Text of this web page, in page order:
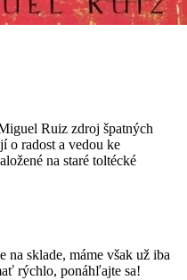
Ruiz zdroj špatných
o radost a vedou ke
na staré toltécké
na sklade, máme však už iba
rýchlo, ponáhľajte sa!